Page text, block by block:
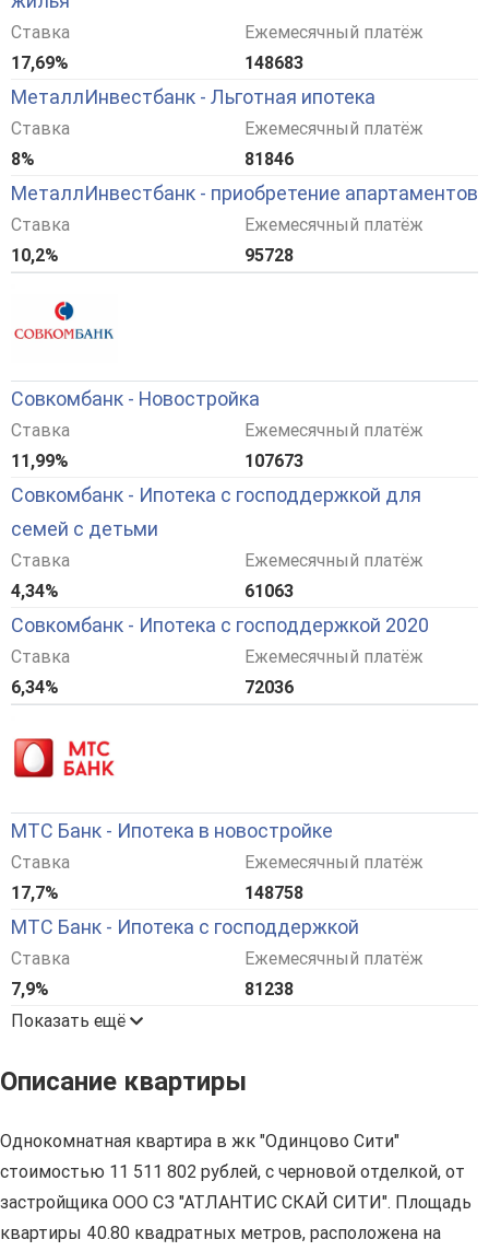
Ставка
17,69%
Ежемесячный платёж
148683
МеталлИнвестбанк - Льготная ипотека
Ставка
8%
Ежемесячный платёж
81846
МеталлИнвестбанк - приобретение апартаментов
Ставка
10,2%
Ежемесячный платёж
95728
Совкомбанк - Новостройка
Ставка
11,99%
Ежемесячный платёж
107673
Совкомбанк - Ипотека с господдержкой для
семей с детьми
Ставка
4,34%
Ежемесячный платёж
61063
Совкомбанк - Ипотека с господдержкой 2020
Ставка
6,34%
Ежемесячный платёж
72036
МТС Банк - Ипотека в новостройке
Ставка
17,7%
Ежемесячный платёж
148758
МТС Банк - Ипотека с господдержкой
Ставка
7,9%
Ежемесячный платёж
81238
Показать ещё
Описание квартиры
Однокомнатная квартира в жк "Одинцово Сити"
стоимостью 11 511 802 рублей, с черновой отделкой, от
застройщика ООО СЗ "АТЛАНТИС СКАЙ СИТИ". Площадь
квартиры 40.80 квадратных метров, расположена на